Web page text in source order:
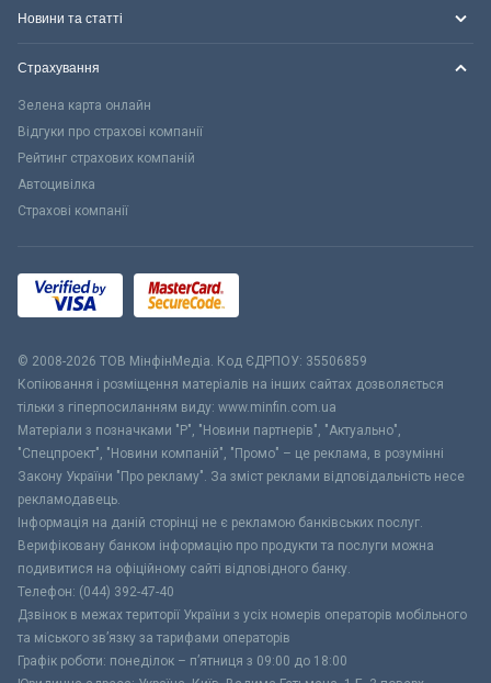
Новини та статті
Страхування
Зелена карта онлайн
Відгуки про страхові компанії
Рейтинг страхових компаній
Автоцивілка
Страхові компанії
© 2008-2026 ТОВ МiнфiнМедiа. Код ЄДРПОУ: 35506859
Копіювання і розміщення матеріалів на інших сайтах дозволяється
тільки з гіперпосиланням виду: www.minfin.com.ua
Матеріали з позначками "Р", "Новини партнерів", "Актуально",
"Спецпроект", "Новини компаній", "Промо" – це реклама, в розумінні
Закону України "Про рекламу". За зміст реклами відповідальність несе
рекламодавець.
Інформація на даній сторінці не є рекламою банківських послуг.
Верифіковану банком інформацію про продукти та послуги можна
подивитися на офіційному сайті відповідного банку.
Телефон: (044) 392-47-40
Дзвінок в межах території України з усіх номерів операторів мобільного
та міського зв’язку за тарифами операторів
Графік роботи: понеділок – п’ятниця з 09:00 до 18:00